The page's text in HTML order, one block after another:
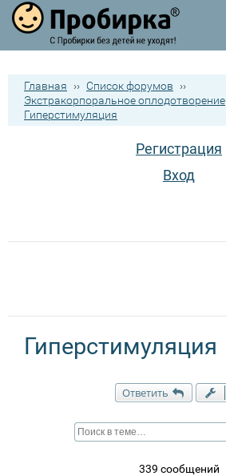
Главная ›› Список форумов
››
Экстракорпоральное оплодотворение
Гиперстимуляция
Регистрация
Вход
Гиперстимуляция
Ответить
339 сообщений